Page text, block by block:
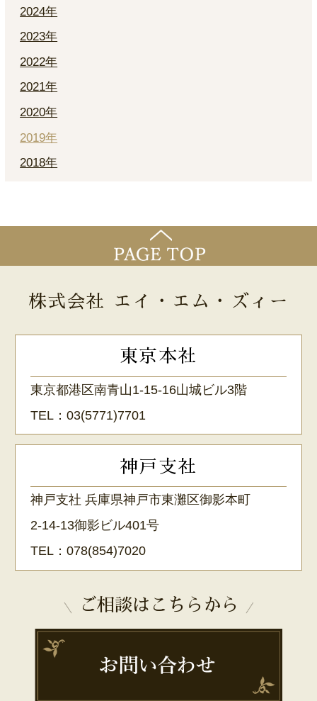
2024年
2023年
2022年
2021年
2020年
2019年
2018年
株式会社 エイ・エム・ズィー
東京本社
東京都港区南青山1-15-16山城ビル3階
TEL：03(5771)7701
神戸支社
神戸支社 兵庫県神戸市東灘区御影本町
2-14-13御影ビル401号
TEL：078(854)7020
ご相談はこちらから